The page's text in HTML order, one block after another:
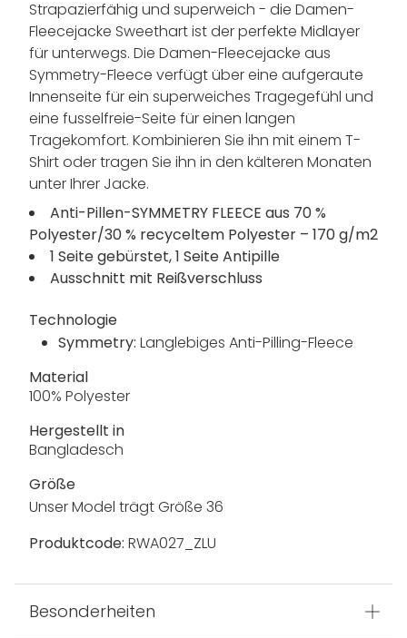
Strapazierfähig und superweich - die Damen-
Fleecejacke Sweethart ist der perfekte Midlayer
für unterwegs. Die Damen-Fleecejacke aus
Symmetry-Fleece verfügt über eine aufgeraute
Innenseite für ein superweiches Tragegefühl und
eine fusselfreie-Seite für einen langen
Tragekomfort. Kombinieren Sie ihn mit einem T-
Shirt oder tragen Sie ihn in den kälteren Monaten
unter Ihrer Jacke.
Anti-Pillen-SYMMETRY FLEECE aus 70 %
Polyester/30 % recyceltem Polyester – 170 g/m2
1 Seite gebürstet, 1 Seite Antipille
Ausschnitt mit Reißverschluss
Technologie
Symmetry: Langlebiges Anti-Pilling-Fleece
Material
100% Polyester
Hergestellt in
Bangladesch
Größe
Unser Model trägt Größe 36
Produktcode: RWA027_ZLU
Besonderheiten